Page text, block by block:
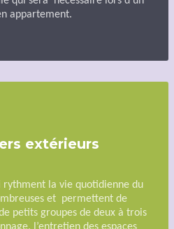
appartement.
extérieurs
rythment la vie quotidienne du
et permettent de
petits groupes de deux à trois